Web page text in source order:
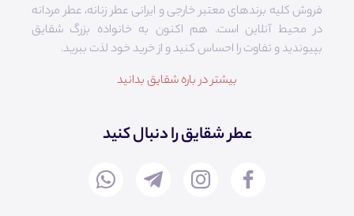
فروش کلیه برندهای معتبر خارجی و ایرانی عطر زنانه، عطر مردانه
در محیط آنلاین است. هم‌ اکنون به خانواده بزرگ شقایق
بپیوندید و تفاوت را احساس کنید و از خرید خود لذت ببرید.
بیشتر در باره شقایق بدانید
عطر شقایق را دنبال کنید